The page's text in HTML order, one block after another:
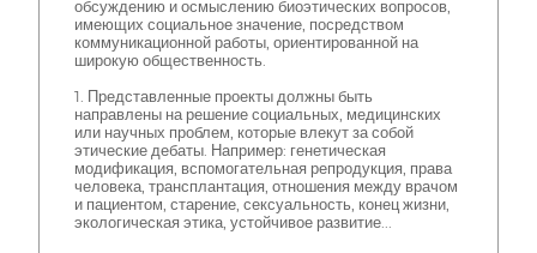
обсуждению и осмыслению биоэтических вопросов,
имеющих социальное значение, посредством
коммуникационной работы, ориентированной на
широкую общественность.
1. Представленные проекты должны быть
направлены на решение социальных, медицинских
или научных проблем, которые влекут за собой
этические дебаты. Например: генетическая
модификация, вспомогательная репродукция, права
человека, трансплантация, отношения между врачом
и пациентом, старение, сексуальность, конец жизни,
экологическая этика, устойчивое развитие...